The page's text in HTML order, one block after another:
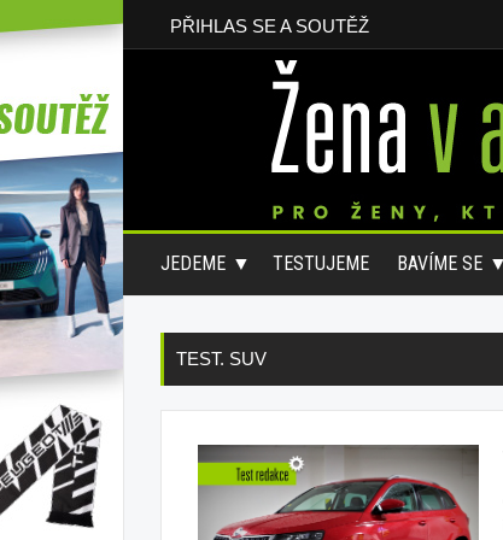
PŘIHLAS SE A SOUTĚŽ
JEDEME TESTUJEME BAVÍME SE
TEST. SUV